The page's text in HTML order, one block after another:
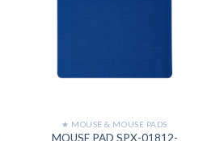
★ MOUSE & MOUSE PADS
MOUSE PAD SPX-01812-